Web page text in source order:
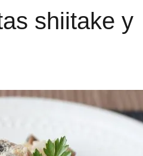
shiitake y